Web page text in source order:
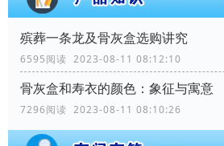
殡葬一条龙及骨灰盒选购讲究
6595阅读 2023-08-11 08:12:10
骨灰盒和寿衣的颜色：象征与寓意
7296阅读 2023-08-11 08:10:26